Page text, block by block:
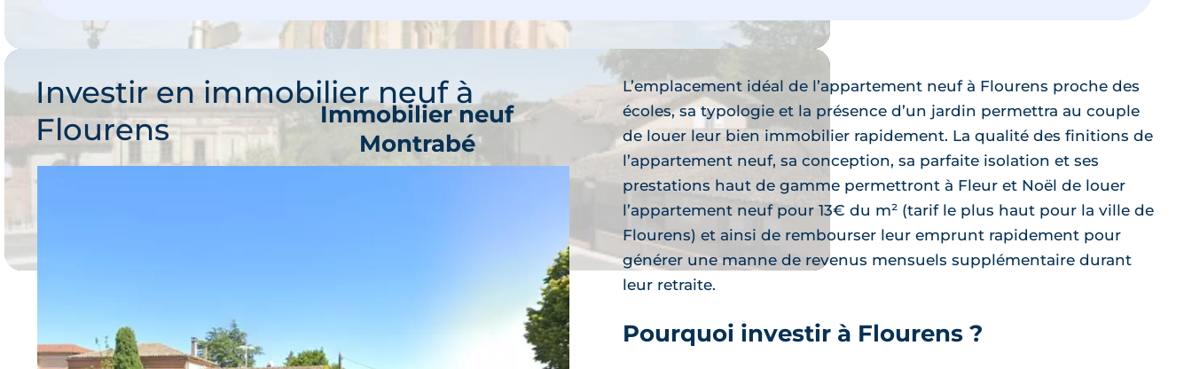
Je découvre
Immobilier neuf
Montrabé
Investir en immobilier neuf à
Flourens
L’emplacement idéal de l’appartement neuf à Flourens proche des
écoles, sa typologie et la présence d’un jardin permettra au couple
de louer leur bien immobilier rapidement. La qualité des finitions de
l’appartement neuf, sa conception, sa parfaite isolation et ses
prestations haut de gamme permettront à Fleur et Noël de louer
l’appartement neuf pour 13€ du m² (tarif le plus haut pour la ville de
Flourens) et ainsi de rembourser leur emprunt rapidement pour
générer une manne de revenus mensuels supplémentaire durant
leur retraite.
Pourquoi investir à Flourens ?